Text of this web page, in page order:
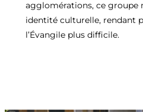
agglomérations, ce groupe
identité culturelle, rendant
l’Évangile plus difficile.